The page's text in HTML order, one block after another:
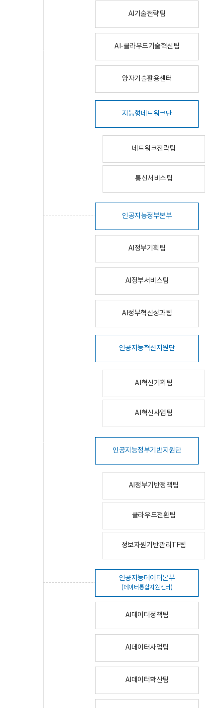
AI기술전략팀
AI-클라우드기술혁신팀
양자기술활용센터
지능형네트워크단
네트워크전략팀
통신서비스팀
인공지능정부본부
AI정부기획팀
AI정부서비스팀
AI정부혁신성과팀
인공지능혁신지원단
AI혁신기획팀
AI혁신사업팀
인공지능정부기반지원단
AI정부기반정책팀
클라우드전환팀
정보자원기반관리TF팀
인공지능데이터본부
(데이터통합지원센터)
AI데이터정책팀
AI데이터사업팀
AI데이터확산팀